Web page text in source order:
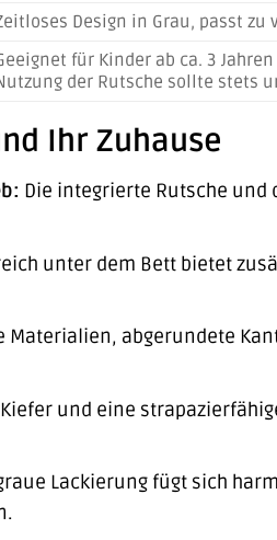
Design in Grau, passt
für Kinder ab ca. 3
der Rutsche sollte stets
Ihr Zuhause
Die integrierte Rutsche und
unter dem Bett bietet
Materialien, abgerundete
und eine
Lackierung fügt sich